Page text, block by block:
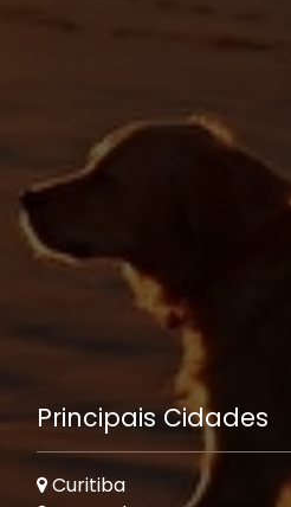
Principais Cidades
Curitiba